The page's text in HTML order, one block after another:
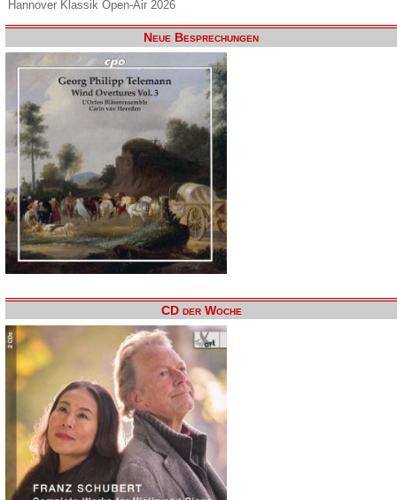
Hannover Klassik Open-Air 2026
Neue Besprechungen
CD der Woche